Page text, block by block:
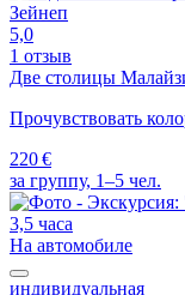
Зейнеп
5,0
1 отзыв
Две столицы
Прочувствовать
220 €
за группу, 1–5 чел.
3,5 часа
На автомобиле
индивидуальная